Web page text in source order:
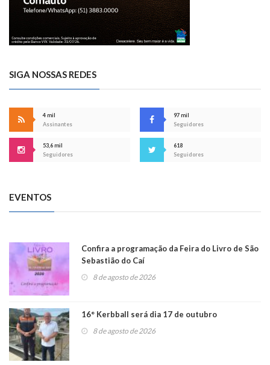
SIGA NOSSAS REDES
4 mil
Assinantes
97 mil
Seguidores
53,6 mil
Seguidores
618
Seguidores
EVENTOS
Confira a programação da Feira do Livro de São
Sebastião do Caí
8 de agosto de 2026
16° Kerbball será dia 17 de outubro
8 de agosto de 2026